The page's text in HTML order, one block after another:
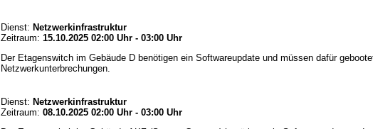
Dienst: Netzwerkinfrastruktur
Zeitraum: 15.10.2025 02:00 Uhr - 03:00 Uhr
Der Etagenswitch im Gebäude D benötigen ein Softwareupdate und müssen dafür
Netzwerkunterbrechungen.
Dienst: Netzwerkinfrastruktur
Zeitraum: 08.10.2025 02:00 Uhr - 03:00 Uhr